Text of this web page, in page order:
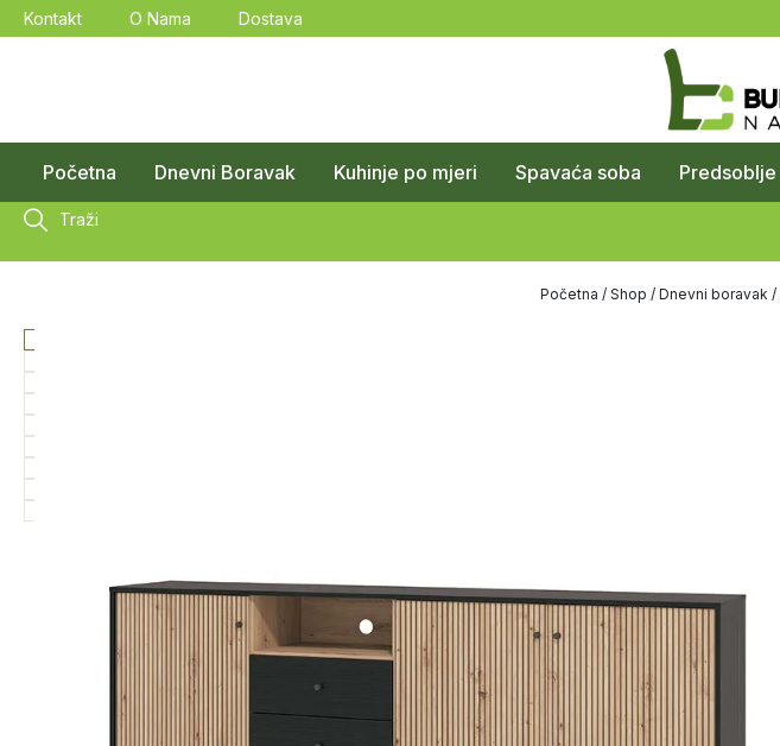
Kontakt O Nama Dostava
Početna Dnevni Boravak Kuhinje po mjeri Spavaća soba Predsoblje
Traži
Početna / Shop / Dnevni boravak /